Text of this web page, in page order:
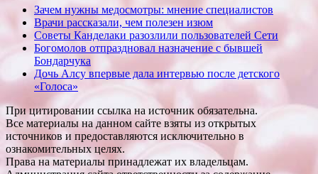
Зачем нужны медосмотры: мнение специалистов
Врачи рассказали, чем полезен изюм
Советы Канделаки разозлили пользователей Сети
Богомолов отпраздновал назначение с бывшей
Бондарчука
Дочь Алсу впервые дала интервью после детского
«Голоса»
При цитировании ссылка на источник обязательна.
Все материалы на данном сайте взяты из открытых
источников и предоставляются исключительно в
ознакомительных целях.
Права на материалы принадлежат их владельцам.